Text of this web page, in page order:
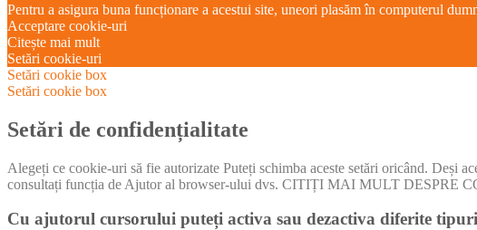
Pentru a asigura buna funcționare a acestui site, uneori plasăm în computerul
Acceptare cookie-uri
Citește mai mult
Setări cookie-uri
Setări cookie box
Setări cookie box
Setări de confidențialitate
Alegeți ce cookie-uri să fie autorizate Puteți schimba aceste setări oricând. Deși
consultați funcția de Ajutor al browser-ului dvs. CITIȚI MAI MULT DESPRE
Cu ajutorul cursorului puteți activa sau dezactiva diferite